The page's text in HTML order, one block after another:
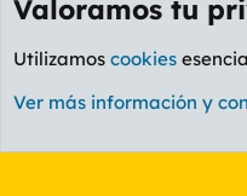
Foro
Valoramos tu
Utilizamos cookies
Ver más información y